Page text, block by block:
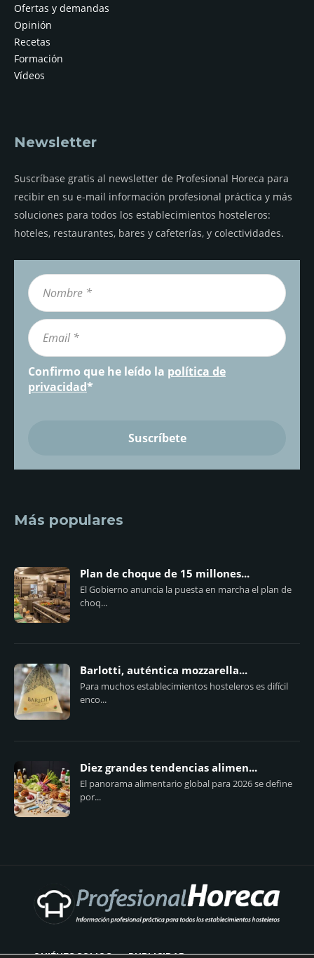
Ofertas y demandas
Opinión
Recetas
Formación
Vídeos
Newsletter
Suscríbase gratis al newsletter de Profesional Horeca para
recibir en su e-mail información profesional práctica y más
soluciones para todos los establecimientos hosteleros:
hoteles, restaurantes, bares y cafeterías, y colectividades.
Confirmo que he leído la política de
privacidad*
Más populares
Plan de choque de 15 millones...
El Gobierno anuncia la puesta en marcha el plan de
choq...
Barlotti, auténtica mozzarella...
Para muchos establecimientos hosteleros es difícil
enco...
Diez grandes tendencias alimen...
El panorama alimentario global para 2026 se define
por...